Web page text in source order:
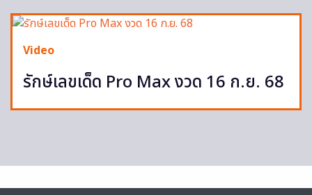
Video
รักษ์เลขเด็ด Pro Max งวด 16 ก.ย. 68